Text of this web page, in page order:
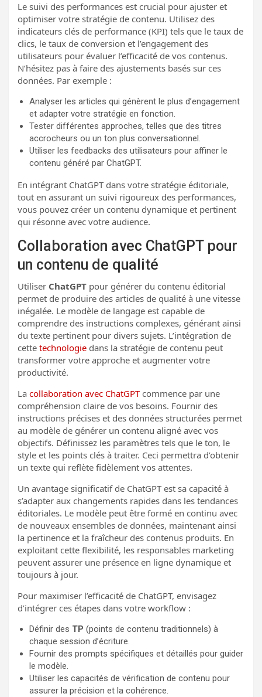
Le suivi des performances est crucial pour ajuster et
optimiser votre stratégie de contenu. Utilisez des
indicateurs clés de performance (KPI) tels que le taux de
clics, le taux de conversion et l’engagement des
utilisateurs pour évaluer l’efficacité de vos contenus.
N’hésitez pas à faire des ajustements basés sur ces
données. Par exemple :
Analyser les articles qui génèrent le plus d’engagement
et adapter votre stratégie en fonction.
Tester différentes approches, telles que des titres
accrocheurs ou un ton plus conversationnel.
Utiliser les feedbacks des utilisateurs pour affiner le
contenu généré par ChatGPT.
En intégrant ChatGPT dans votre stratégie éditoriale,
tout en assurant un suivi rigoureux des performances,
vous pouvez créer un contenu dynamique et pertinent
qui résonne avec votre audience.
Collaboration avec ChatGPT pour
un contenu de qualité
Utiliser ChatGPT pour générer du contenu éditorial
permet de produire des articles de qualité à une vitesse
inégalée. Le modèle de langage est capable de
comprendre des instructions complexes, générant ainsi
du texte pertinent pour divers sujets. L’intégration de
cette technologie dans la stratégie de contenu peut
transformer votre approche et augmenter votre
productivité.
La collaboration avec ChatGPTcommence par une
compréhension claire de vos besoins. Fournir des
instructions précises et des données structurées permet
au modèle de générer un contenu aligné avec vos
objectifs. Définissez les paramètres tels que le ton, le
style et les points clés à traiter. Ceci permettra d’obtenir
un texte qui reflète fidèlement vos attentes.
Un avantage significatif de ChatGPT est sa capacité à
s’adapter aux changements rapides dans les tendances
éditoriales. Le modèle peut être formé en continu avec
de nouveaux ensembles de données, maintenant ainsi
la pertinence et la fraîcheur des contenus produits. En
exploitant cette flexibilité, les responsables marketing
peuvent assurer une présence en ligne dynamique et
toujours à jour.
Pour maximiser l’efficacité de ChatGPT, envisagez
d’intégrer ces étapes dans votre workflow :
Définir des TP (points de contenu traditionnels) à
chaque session d’écriture.
Fournir des prompts spécifiques et détaillés pour guider
le modèle.
Utiliser les capacités de vérification de contenu pour
assurer la précision et la cohérence.